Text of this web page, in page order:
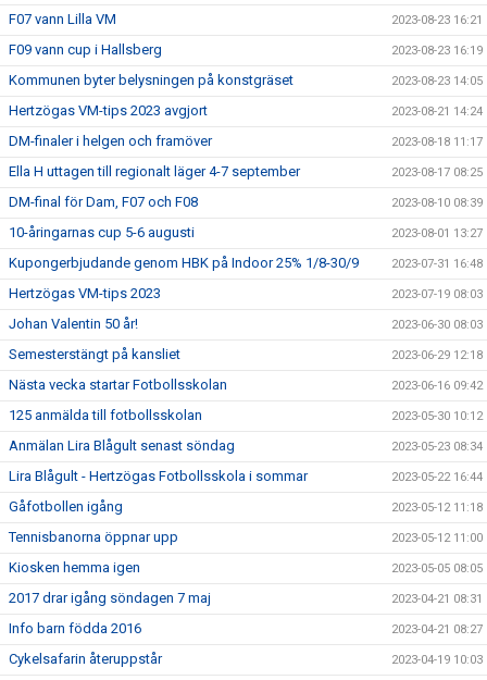
F07 vann Lilla VM 2023-08-23 16:21
F09 vann cup i Hallsberg 2023-08-23 16:19
Kommunen byter belysningen på konstgräset 2023-08-23 14:05
Hertzögas VM-tips 2023 avgjort 2023-08-21 14:24
DM-finaler i helgen och framöver 2023-08-18 11:17
Ella H uttagen till regionalt läger 4-7 september 2023-08-17 08:25
DM-final för Dam, F07 och F08 2023-08-10 08:39
10-åringarnas cup 5-6 augusti 2023-08-01 13:27
Kupongerbjudande genom HBK på Indoor 25% 1/8-30/9 2023-07-31 16:48
Hertzögas VM-tips 2023 2023-07-19 08:03
Johan Valentin 50 år! 2023-06-30 08:03
Semesterstängt på kansliet 2023-06-29 12:18
Nästa vecka startar Fotbollsskolan 2023-06-16 09:42
125 anmälda till fotbollsskolan 2023-05-30 10:12
Anmälan Lira Blågult senast söndag 2023-05-23 08:34
Lira Blågult - Hertzögas Fotbollsskola i sommar 2023-05-22 16:44
Gåfotbollen igång 2023-05-12 11:18
Tennisbanorna öppnar upp 2023-05-12 11:00
Kiosken hemma igen 2023-05-05 08:05
2017 drar igång söndagen 7 maj 2023-04-21 08:31
Info barn födda 2016 2023-04-21 08:27
Cykelsafarin återuppstår 2023-04-19 10:03